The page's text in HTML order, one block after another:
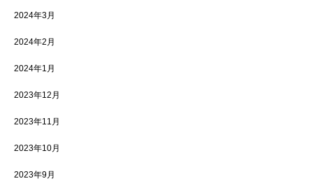
2024年3月
2024年2月
2024年1月
2023年12月
2023年11月
2023年10月
2023年9月